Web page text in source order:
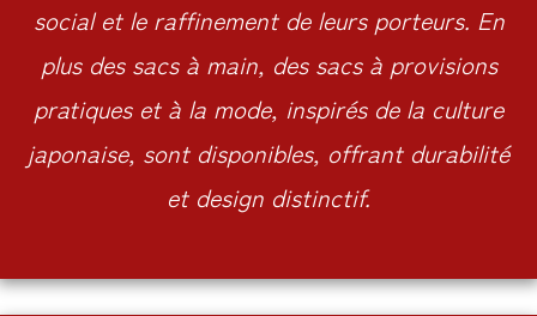
social et le raffinement de leurs porteurs. En
plus des sacs à main, des sacs à provisions
pratiques et à la mode, inspirés de la culture
japonaise, sont disponibles, offrant durabilité
et design distinctif.